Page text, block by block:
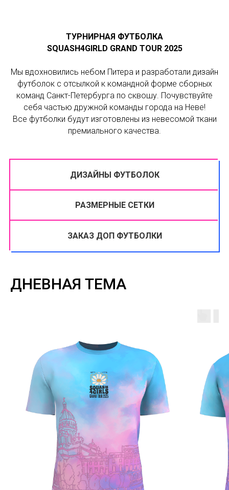
ТУРНИРНАЯ ФУТБОЛКА
SQUASH4GIRLD GRAND TOUR 2025
Мы вдохновились небом Питера и разработали дизайн
футболок с отсылкой к командной форме сборных
команд Санкт-Петербурга по сквошу. Почувствуйте
себя частью дружной команды города на Неве!
Все футболки будут изготовлены из невесомой ткани
премиального качества.
ДИЗАЙНЫ ФУТБОЛОК
РАЗМЕРНЫЕ СЕТКИ
ЗАКАЗ ДОП ФУТБОЛКИ
ДНЕВНАЯ ТЕМА